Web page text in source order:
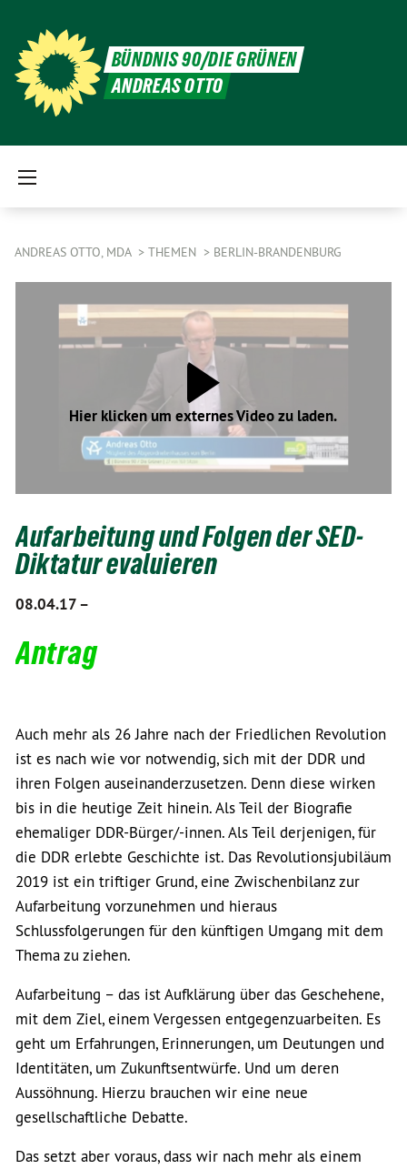
BÜNDNIS 90/DIE GRÜNEN
ANDREAS OTTO
ANDREAS OTTO, MDA THEMEN BERLIN-BRANDENBURG
Hier klicken um externes Video zu laden.
Aufarbeitung und Folgen der SED-
Diktatur evaluieren
08.04.17 –
Antrag
Auch mehr als 26 Jahre nach der Friedlichen Revolution
ist es nach wie vor notwendig, sich mit der DDR und
ihren Folgen auseinanderzusetzen. Denn diese wirken
bis in die heutige Zeit hinein. Als Teil der Biografie
ehemaliger DDR-Bürger/-innen. Als Teil derjenigen, für
die DDR erlebte Geschichte ist. Das Revolutionsjubiläum
2019 ist ein triftiger Grund, eine Zwischenbilanz zur
Aufarbeitung vorzunehmen und hieraus
Schlussfolgerungen für den künftigen Umgang mit dem
Thema zu ziehen.
Aufarbeitung – das ist Aufklärung über das Geschehene,
mit dem Ziel, einem Vergessen entgegenzuarbeiten. Es
geht um Erfahrungen, Erinnerungen, um Deutungen und
Identitäten, um Zukunftsentwürfe. Und um deren
Aussöhnung. Hierzu brauchen wir eine neue
gesellschaftliche Debatte.
Das setzt aber voraus, dass wir nach mehr als einem